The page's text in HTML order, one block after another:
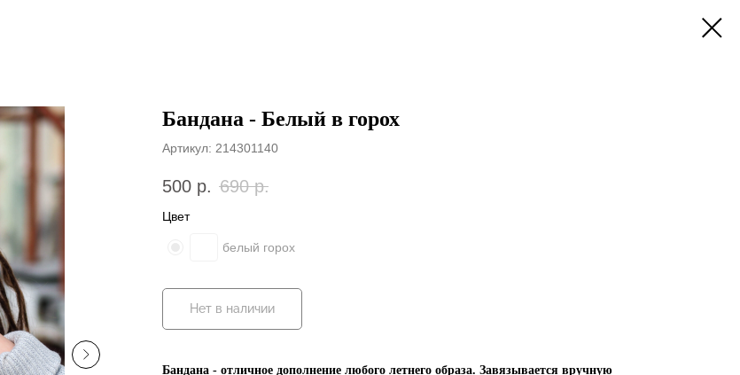
Бандана - Белый в горох
Артикул: 214301140
500 р. 690 р.
Цвет
белый горох
Нет в наличии
Бандана - отличное дополнение любого летнего образа. Завязывается вручную